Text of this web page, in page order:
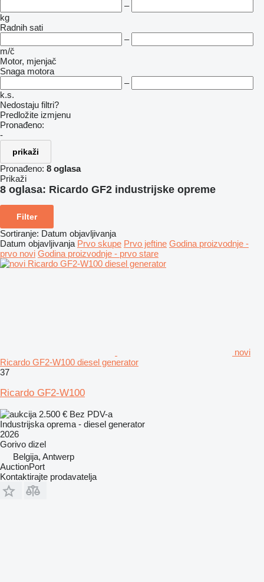
–
kg
Radnih sati
–
m/č
Motor, mjenjač
Snaga motora
–
k.s.
Nedostaju filtri?
Predložite izmjenu
Pronađeno:
-
prikaži
Pronađeno: 8 oglasa
Prikaži
8 oglasa: Ricardo GF2 industrijske opreme
Filter
Sortiranje: Datum objavljivanja
Datum objavljivanja Prvo skupe Prvo jeftine Godina proizvodnje -
prvo novi Godina proizvodnje - prvo stare
novi
Ricardo GF2-W100 diesel generator
37
Ricardo GF2-W100
2.500 € Bez PDV-a
Industrijska oprema - diesel generator
2026
Gorivo dizel
Belgija, Antwerp
AuctionPort
Kontaktirajte prodavatelja